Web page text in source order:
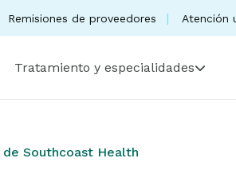
Remisiones de proveedores Atención
Tratamiento y especialidades
Southcoast Health